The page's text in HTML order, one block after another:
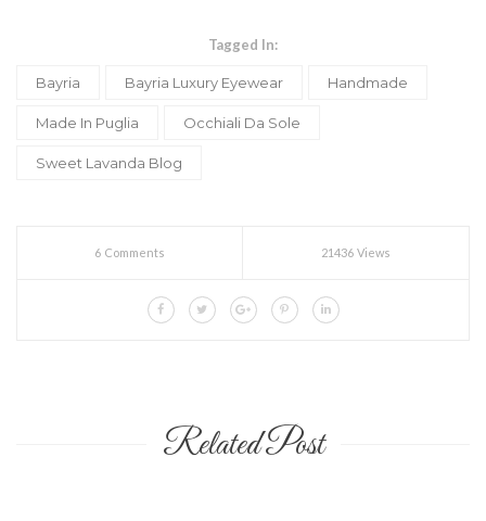
Tagged In:
Bayria Bayria Luxury Eyewear Handmade
Made In Puglia Occhiali Da Sole
Sweet Lavanda Blog
6 Comments 21436 Views
Related Post